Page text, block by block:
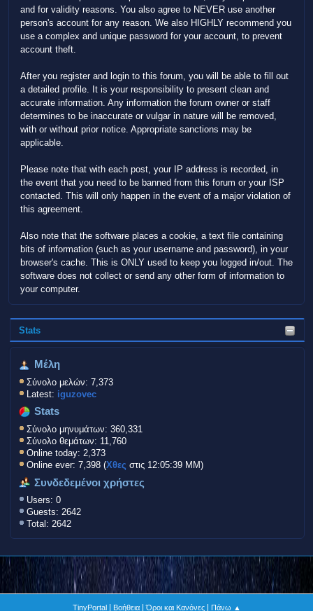
Stats
Μέλη
Σύνολο μελών: 7,373
Latest: iguzovec
Stats
Σύνολο μηνυμάτων: 360,331
Σύνολο θεμάτων: 11,760
Online today: 2,373
Online ever: 7,398 (Χθες στις 12:05:39 ΜΜ)
Συνδεδεμένοι χρήστες
Users: 0
Guests: 2642
Total: 2642
and for validity reasons. You also agree to NEVER use another
person's account for any reason. We also HIGHLY recommend you
use a complex and unique password for your account, to prevent
account theft.
After you register and login to this forum, you will be able to fill out
a detailed profile. It is your responsibility to present clean and
accurate information. Any information the forum owner or staff
determines to be inaccurate or vulgar in nature will be removed,
with or without prior notice. Appropriate sanctions may be
applicable.
Please note that with each post, your IP address is recorded, in
the event that you need to be banned from this forum or your ISP
contacted. This will only happen in the event of a major violation of
this agreement.
Also note that the software places a cookie, a text file containing
bits of information (such as your username and password), in your
browser's cache. This is ONLY used to keep you logged in/out. The
software does not collect or send any other form of information to
your computer.
TinyPortal| Βοήθεια|Όροι και Κανόνες| Πάνω ▲